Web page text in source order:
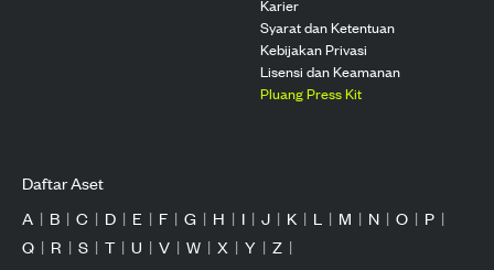
Karier
Syarat dan Ketentuan
Kebijakan Privasi
Lisensi dan Keamanan
Pluang Press Kit
Daftar Aset
A | B | C | D | E | F | G | H | I | J | K | L | M | N | O | P |
Q | R | S | T | U | V | W | X | Y | Z |